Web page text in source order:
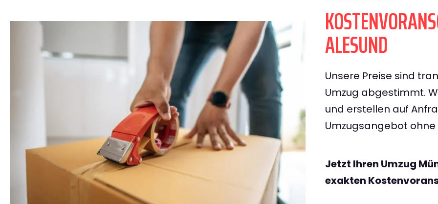
ALESUND
Unsere Preise sind
Umzug abgestimmt.
und erstellen auf
Umzugsangebot
Jetzt Ihren Umzug
exakten